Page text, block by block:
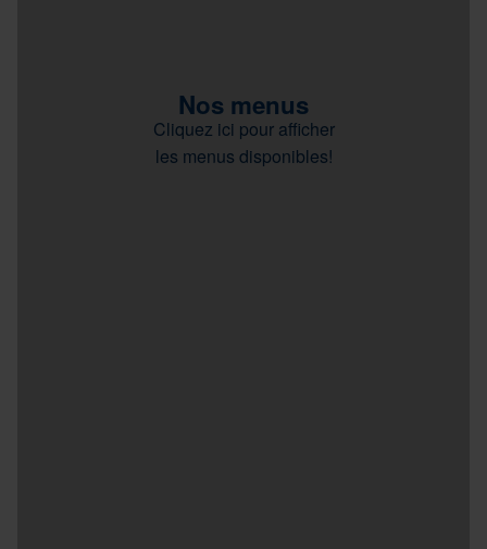
Nos menus
Cliquez ici pour afficher
les menus disponibles!